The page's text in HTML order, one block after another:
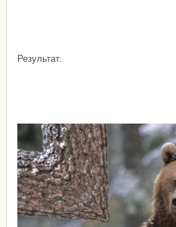
Результат: